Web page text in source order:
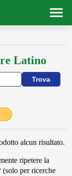
Latino
alcun risultato.
ripetere la
(solo per ricerche